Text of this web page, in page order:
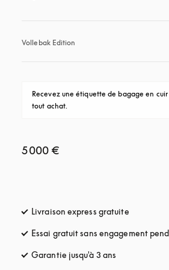
Vollebak Edition
Recevez une étiquette de bagage en
tout achat.
5 000 €
Livraison express gratuite
Essai gratuit sans engagement
Garantie jusqu'à 3 ans